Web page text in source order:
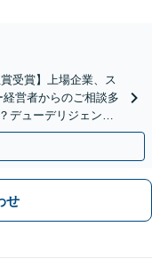
受賞】上場企業、ス
営者からのご相談多
デューデリジェンス
料】
せ